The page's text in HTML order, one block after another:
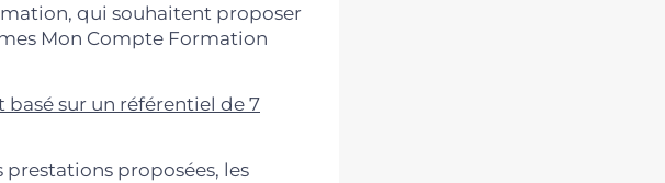
qui souhaitent proposer
Mon Compte Formation
basé sur un référentiel de 7
proposées, les